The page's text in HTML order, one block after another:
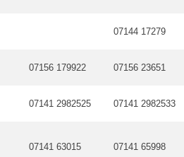
07144 17279
07156 179922 07156 23651
07141 2982525 07141 2982533
07141 63015 07141 65998